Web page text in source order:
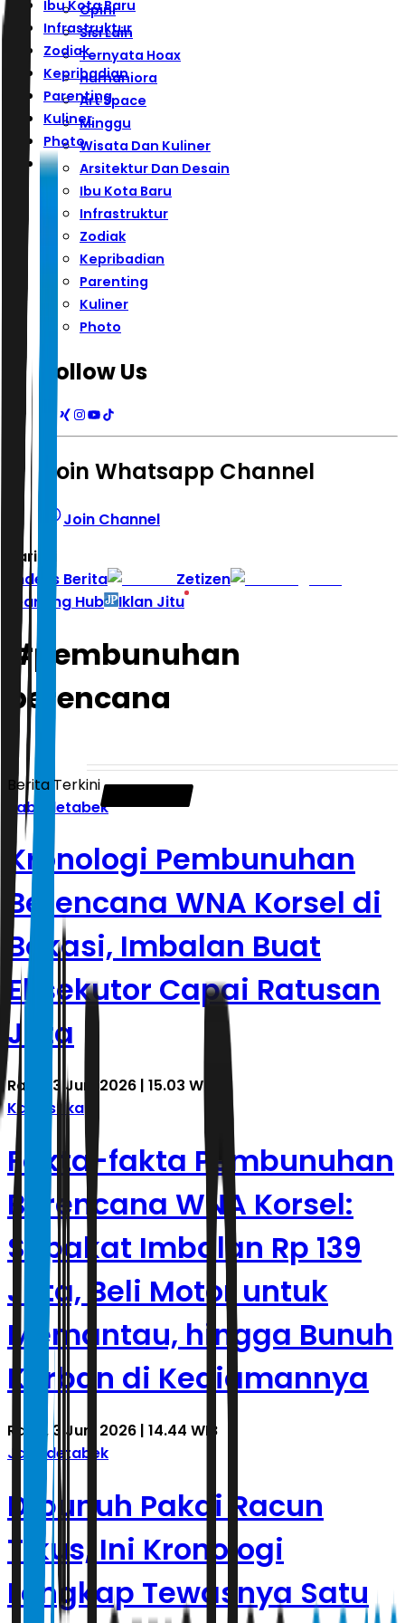
Ibu Kota Baru
Infrastruktur
Zodiak
Kepribadian
Parenting
Kuliner
Photo
Opini
Sisi Lain
Ternyata Hoax
Humaniora
Art Space
Minggu
Wisata Dan Kuliner
Arsitektur Dan Desain
Ibu Kota Baru
Infrastruktur
Zodiak
Kepribadian
Parenting
Kuliner
Photo
Follow Us
Join Whatsapp Channel
Join Channel
Hari ini
Indeks Berita
Zetizen
Learning Hub
Iklan Jitu
#pembunuhan
berencana
Berita Terkini
Jabodetabek
Kronologi Pembunuhan
Berencana WNA Korsel di
Bekasi, Imbalan Buat
Eksekutor Capai Ratusan
Juta
Rabu, 3 Juni 2026 | 15.03 WIB
Kasuistika
Fakta-fakta Pembunuhan
Berencana WNA Korsel:
Sepakat Imbalan Rp 139
Juta, Beli Motor untuk
Memantau, hingga Bunuh
Korban di Kediamannya
Rabu, 3 Juni 2026 | 14.44 WIB
Jabodetabek
Dibunuh Pakai Racun
Tikus, Ini Kronologi
Lengkap Tewasnya Satu